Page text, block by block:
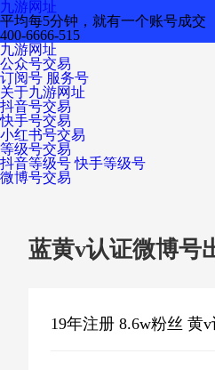
九游网址
平均每5分钟，就有一个账号成交
400-6666-515
九游网址
公众号交易
订阅号 服务号
关于九游网址
抖音号交易
快手号交易
小红书号交易
等级号交易
抖音等级号 快手等级号
微博号交易
蓝黄v认证微博号